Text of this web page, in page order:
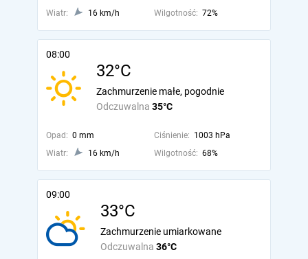
Wiatr: 16 km/h Wilgotność: 72%
08:00
32°C
Odczuwalna 35°C
Zachmurzenie małe, pogodnie
Opad: 0 mm Ciśnienie: 1003 hPa
Wiatr:
16 km/h Wilgotność: 68%
09:00
33°C
Odczuwalna 36°C
Zachmurzenie umiarkowane